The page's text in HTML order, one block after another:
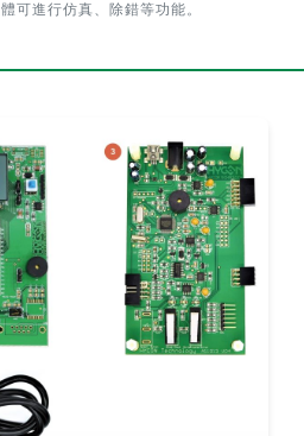
可進行仿真、除錯等功能。